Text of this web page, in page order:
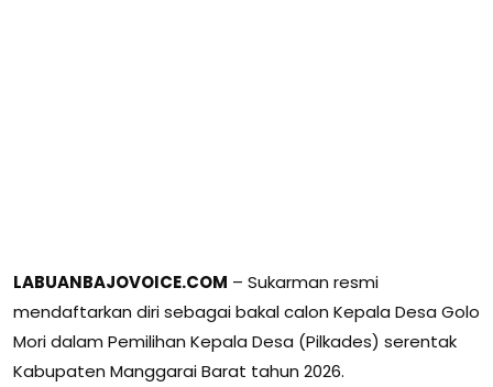
LABUANBAJOVOICE.COM – Sukarman resmi
mendaftarkan diri sebagai bakal calon Kepala Desa Golo
Mori dalam Pemilihan Kepala Desa (Pilkades) serentak
Kabupaten Manggarai Barat tahun 2026.